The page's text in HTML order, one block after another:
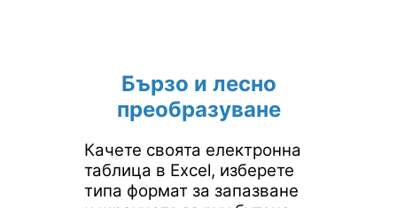
Бързо и лесно
преобразуване
Качете своята електронна
таблица в Excel, изберете
типа формат за запазване